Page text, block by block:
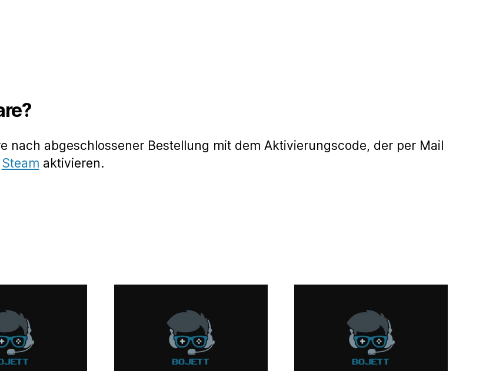
nach abgeschlossener Bestellung mit dem Aktivierungscode, der per Mail
Steam aktivieren.